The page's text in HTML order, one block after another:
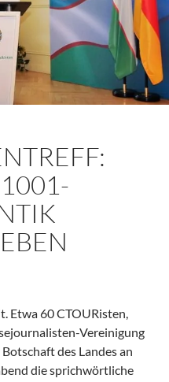
Etwa 60 CTOURisten,
Vereinigung
des Landes an
die sprichwörtliche